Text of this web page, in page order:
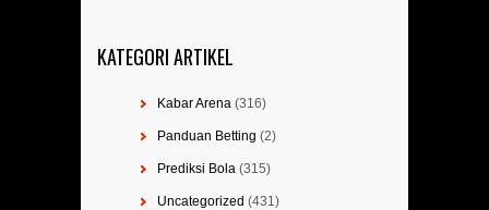
KATEGORI ARTIKEL
Kabar Arena (316)
Panduan Betting (2)
Prediksi Bola (315)
Uncategorized (431)